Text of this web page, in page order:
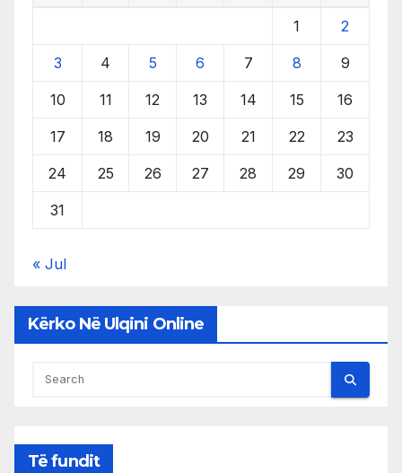
1 2
3 4 5 6 7 8 9
10 11 12 13 14 15 16
17 18 19 20 21 22 23
24 25 26 27 28 29 30
31
« Jul
Kërko Në Ulqini Online
Të fundit